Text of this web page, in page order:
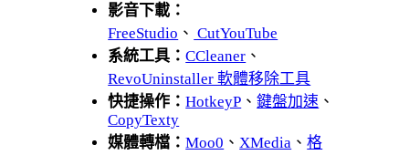
影音下載：
FreeStudio 、 CutYouTube
系統工具：CCleaner 、
RevoUninstaller 軟體移除工具
快捷操作：HotkeyP 、鍵盤加速 、
CopyTexty
媒體轉檔：Moo0 、 XMedia 、格